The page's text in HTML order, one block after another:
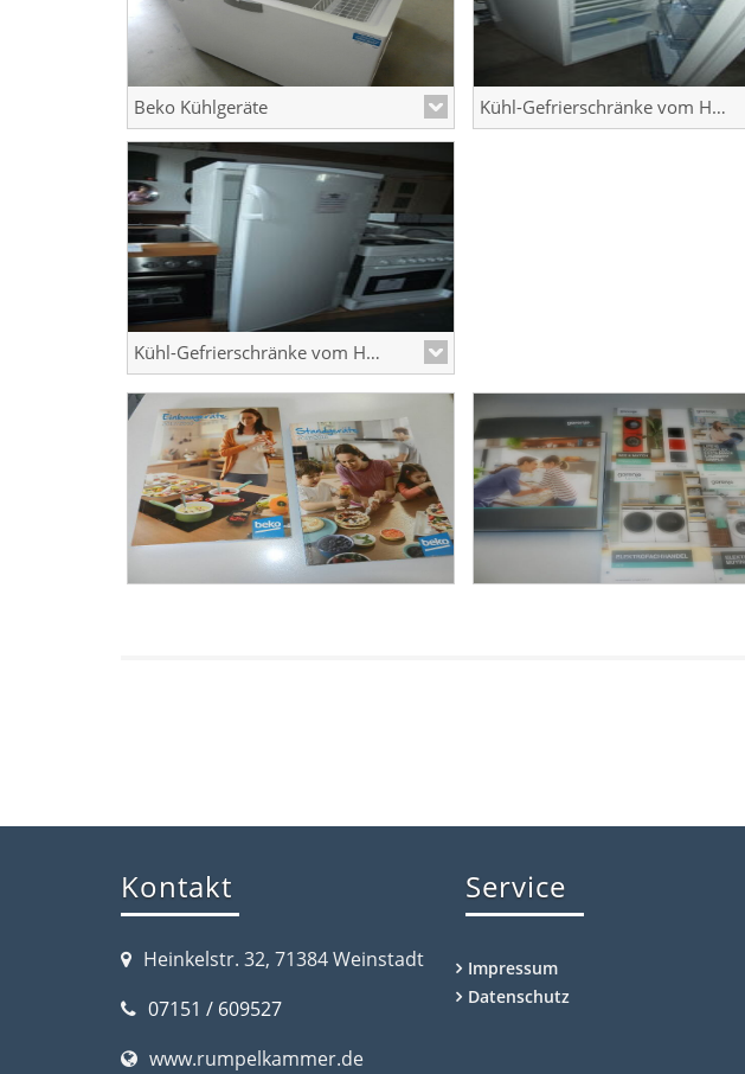
Beko Kühlgeräte Kühl-Gefrierschränke vom Hersteller Gorenje
Kühl-Gefrierschränke vom Hersteller Gorenje
Kontakt
Heinkelstr. 32, 71384 Weinstadt
07151 / 609527
www.rumpelkammer.de
Service
Impressum
Datenschutz